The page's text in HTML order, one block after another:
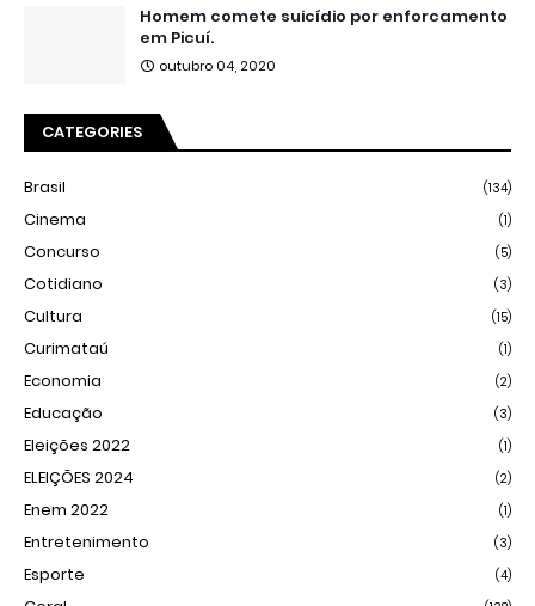
Homem comete suicídio por enforcamento
em Picuí.
outubro 04, 2020
CATEGORIES
Brasil (134)
Cinema (1)
Concurso (5)
Cotidiano (3)
Cultura (15)
Curimataú (1)
Economia (2)
Educação (3)
Eleições 2022 (1)
ELEIÇÕES 2024 (2)
Enem 2022 (1)
Entretenimento (3)
Esporte (4)